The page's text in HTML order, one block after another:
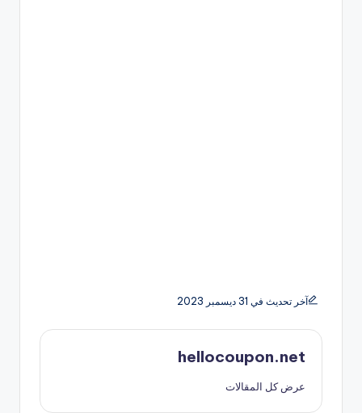
آخر تحديث في 31 ديسمبر 2023
hellocoupon.net
عرض كل المقالات